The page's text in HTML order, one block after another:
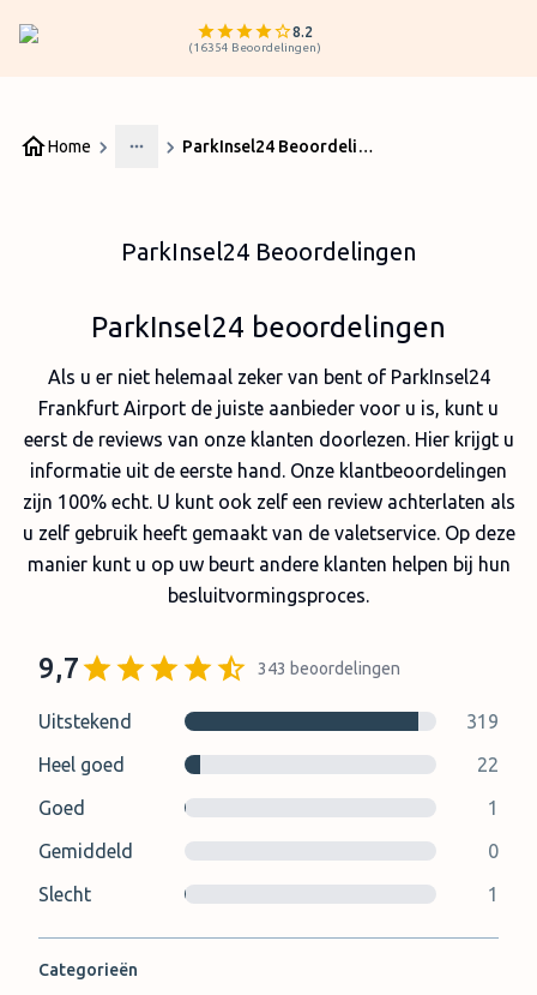
8.2
(16354 Beoordelingen)
Home
More
ParkInsel24 Beoordelingen
ParkInsel24 Beoordelingen
ParkInsel24 beoordelingen
Als u er niet helemaal zeker van bent of ParkInsel24
Frankfurt Airport de juiste aanbieder voor u is, kunt u
eerst de reviews van onze klanten doorlezen. Hier krijgt u
informatie uit de eerste hand. Onze klantbeoordelingen
zijn 100% echt. U kunt ook zelf een review achterlaten als
u zelf gebruik heeft gemaakt van de valetservice. Op deze
manier kunt u op uw beurt andere klanten helpen bij hun
besluitvormingsproces.
9,7 343 beoordelingen
Uitstekend
319
Heel goed
22
Goed
1
Gemiddeld
0
Slecht
1
Categorieën